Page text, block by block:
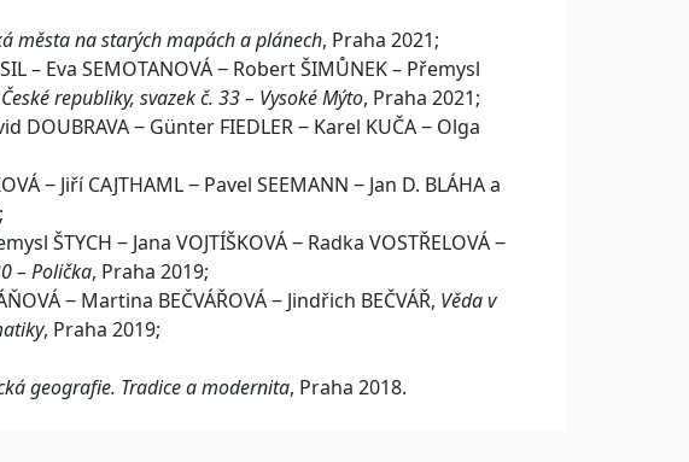
města na starých mapách a plánech, Praha 2021;
– Eva SEMOTANOVÁ ‒ Robert ŠIMŮNEK – Přemysl
republiky, svazek č. 33 – Vysoké Mýto, Praha 2021;
DOUBRAVA ‒ Günter FIEDLER ‒ Karel KUČA ‒ Olga
‒ Jiří CAJTHAML ‒ Pavel SEEMANN ‒ Jan D. BLÁHA a
ŠTYCH ‒ Jana VOJTÍŠKOVÁ ‒ Radka VOSTŘELOVÁ ‒
– Polička, Praha 2019;
‒ Martina BEČVÁŘOVÁ ‒ Jindřich BEČVÁŘ, Věda v
, Praha 2019;
geografie. Tradice a modernita, Praha 2018.